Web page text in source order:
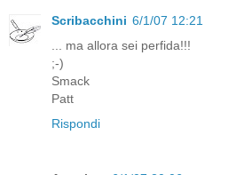
Scribacchini 6/1/07 12:21
... ma allora sei perfida!!!
;-)
Smack
Patt
Rispondi